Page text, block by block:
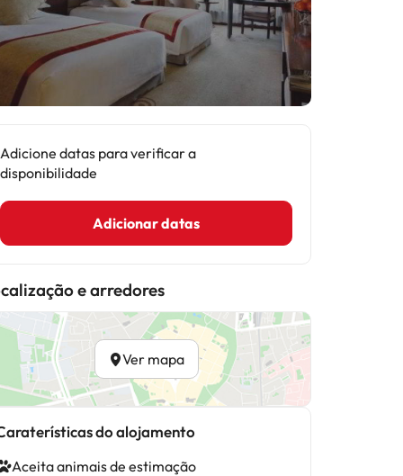
Adicione datas para verificar a
disponibilidade
Adicionar datas
e arredores
Ver mapa
do alojamento
Aceita animais de estimação